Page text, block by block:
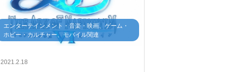
ミニキャラ
オリジナルグッズ
デジタルコンテンツ
エンターテインメント・音楽・映画、ゲーム・
ホビー・カルチャー、モバイル関連
2021.2.18